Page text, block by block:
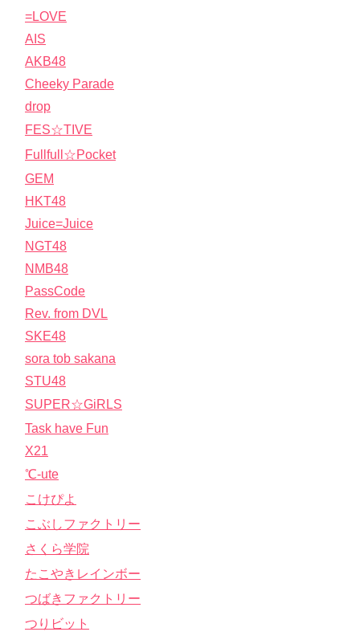
=LOVE
AIS
AKB48
Cheeky Parade
drop
FES☆TIVE
Fullfull☆Pocket
GEM
HKT48
Juice=Juice
NGT48
NMB48
PassCode
Rev. from DVL
SKE48
sora tob sakana
STU48
SUPER☆GiRLS
Task have Fun
X21
℃-ute
こけぴよ
こぶしファクトリー
さくら学院
たこやきレインボー
つばきファクトリー
つりビット